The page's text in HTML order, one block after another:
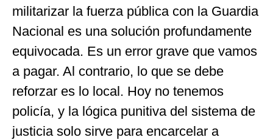
militarizar la fuerza pública con la Guardia
Nacional es una solución profundamente
equivocada. Es un error grave que vamos
a pagar. Al contrario, lo que se debe
reforzar es lo local. Hoy no tenemos
policía, y la lógica punitiva del sistema de
justicia solo sirve para encarcelar a